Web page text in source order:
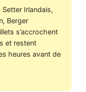
Setter Irlandais,
Berger
s’accrochent
et restent
heures avant de